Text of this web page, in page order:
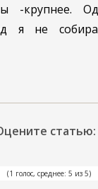
-крупнее.
я не
статью:
(1 голос, среднее: 5 из 5)